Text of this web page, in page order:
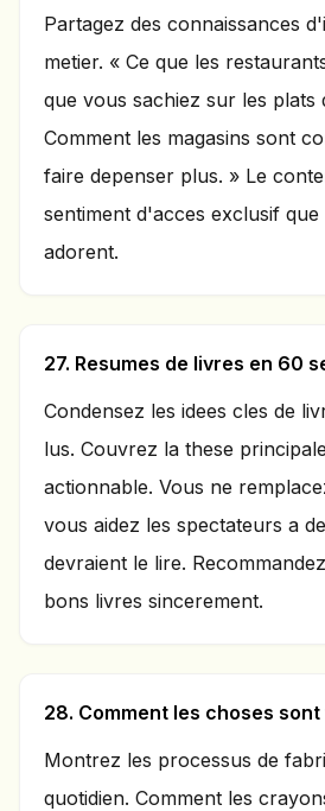
Partagez des connaissances
metier. « Ce que les
que vous sachiez sur les plats
Comment les magasins sont
faire depenser plus. » Le
sentiment d'acces exclusif
adorent.
27. Resumes de livres en 60
Condensez les idees cles de
lus. Couvrez la these
actionnable. Vous ne
vous aidez les spectateurs a
devraient le lire.
bons livres sincerement.
28. Comment les choses
Montrez les processus de
quotidien. Comment les